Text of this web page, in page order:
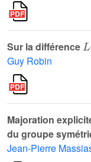
Sur la différence
Guy Robin
Majoration
du groupe
Jean-Pierre